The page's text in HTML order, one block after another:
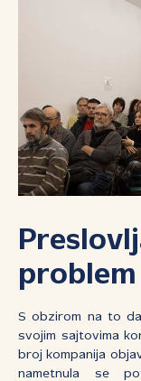
problem
S obzirom na to
svojim sajtovima
broj kompanija
nametnula se